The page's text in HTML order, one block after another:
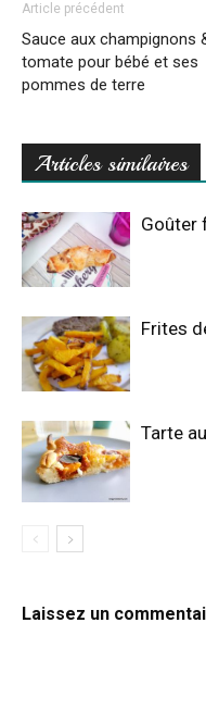
Article précédent
Sauce aux champignons
tomate pour bébé et ses
pommes de terre
Articles similaires
Goûter
Frites
Tarte
Laissez un